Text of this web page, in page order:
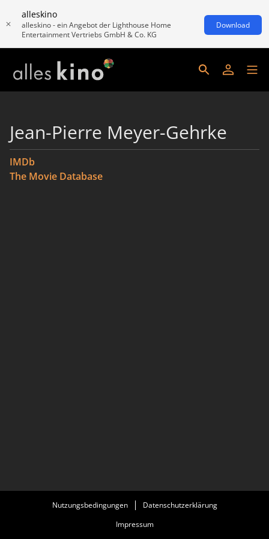
alleskino
alleskino - ein Angebot der Lighthouse Home
Entertainment Vertriebs GmbH & Co. KG
Download
Jean-Pierre Meyer-Gehrke
IMDb
The Movie Database
Nutzungsbedingungen
Datenschutzerklärung
Impressum